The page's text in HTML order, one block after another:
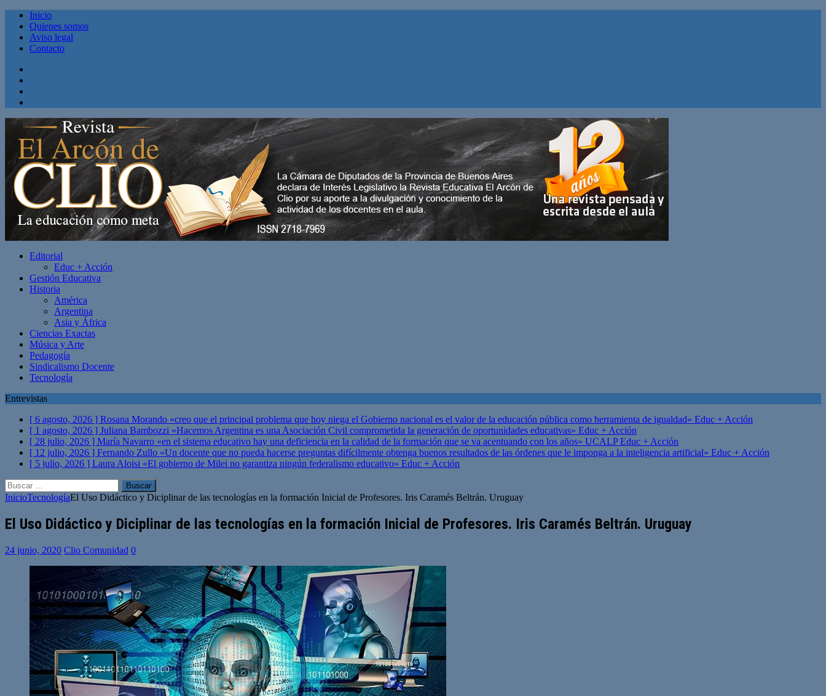
Inicio
Quienes somos
Aviso legal
Contacto
Editorial
Educ + Acción
Gestión Educativa
Historia
América
Argentina
Asia y África
Ciencias Exactas
Música y Arte
Pedagogía
Sindicalismo Docente
Tecnología
Entrevistas
[ 6 agosto, 2026 ] Rosana Morando «creo que el principal problema que hoy niega el Gobierno nacional es el valor de la educación pública como herramienta de igualdad» Educ + Acción
[ 1 agosto, 2026 ] Juliana Bambozzi «Hacemos Argentina es una Asociación Civil comprometida la generación de oportunidades educativas» Educ + Acción
[ 28 julio, 2026 ] María Navarro «en el sistema educativo hay una deficiencia en la calidad de la formación que se va acentuando con los años» UCALPEduc + Acción
[ 12 julio, 2026 ] Fernando Zullo «Un docente que no pueda hacerse preguntas difícilmente obtenga buenos resultados de las órdenes que le imponga a la inteligencia artificial» Educ + Acción
[ 5 julio, 2026 ] Laura Aloisi «El gobierno de Milei no garantiza ningún federalismo educativo» Educ + Acción
Buscar:
InicioTecnologíaEl Uso Didáctico y Diciplinar de las tecnologías en la formación Inicial de Profesores. Iris Caramés Beltrán. Uruguay
El Uso Didáctico y Diciplinar de las tecnologías en la formación Inicial de Profesores. Iris Caramés Beltrán. Uruguay
24 junio, 2020 Clio Comunidad 0